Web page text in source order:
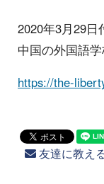
2020年3月29
中国の外国語
https://the-
友達に教え